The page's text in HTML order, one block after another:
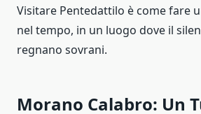
Visitare Pentedattilo è come fare
nel tempo, in un luogo dove il
regnano sovrani.
Morano Calabro: Un